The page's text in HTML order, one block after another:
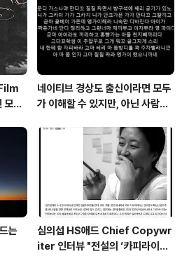
ery) TV광고 'Walk the Wal
k'편 [한글자막]
음
네이티브 경상도 출신이라면 모두
가 이해할 수 있지만, 아닌 사람에
는
심의섭 HS애드 Chief Copywr
iter 인터뷰 "전설의 ‘카피라이터